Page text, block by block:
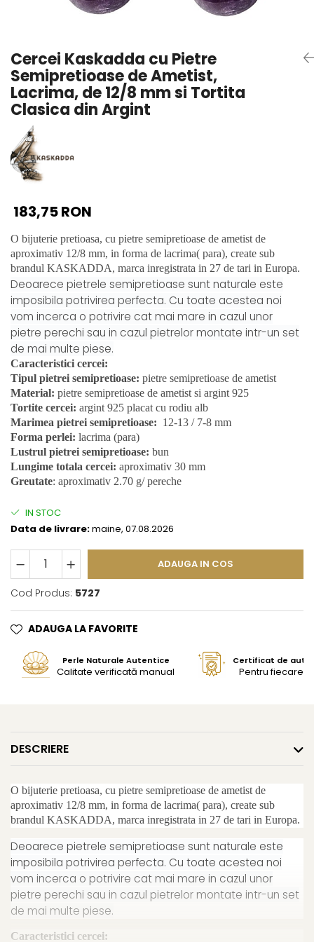
Seturi Perle cu Argint
Pandantive cu Perle
Brose cu Perle
Cercei Kaskadda cu Pietre
Semipretioase de Ametist,
Lacrima, de 12/8 mm si Tortita
Clasica din Argint
183,75 RON
O bijuterie pretioasa, cu pietre semipretioase de ametist de
aproximativ 12/8 mm, in forma de lacrima( para), create sub
brandul KASKADDA, marca inregistrata in 27 de tari in Europa.
Deoarece pietrele semipretioase sunt naturale este
imposibila potrivirea perfecta. Cu toate acestea noi
vom incerca o potrivire cat mai mare in cazul unor
pietre perechi sau in cazul pietrelor montate intr-un set
de mai multe piese.
Caracteristici cercei:
Tipul pietrei semipretioase: pietre semipretioase de ametist
Material: pietre semipretioase de ametist si argint 925
Tortite cercei: argint 925 placat cu rodiu alb
Marimea pietrei semipretioase: 12-13 / 7-8 mm
Forma perlei: lacrima (para)
Lustrul pietrei semipretioase: bun
Lungime totala cercei: aproximativ 30 mm
Greutate: aproximativ 2.70 g/ pereche
IN STOC
Data de livrare:maine, 07.08.2026
ADAUGA IN COS
Cod Produs: 5727
ADAUGA LA FAVORITE
Perle Naturale Autentice
Calitate verificată manual
Certificat de
Pentru fiecare
DESCRIERE
O bijuterie pretioasa, cu pietre semipretioase de ametist de
aproximativ 12/8 mm, in forma de lacrima( para), create sub
brandul KASKADDA, marca inregistrata in 27 de tari in Europa.
Deoarece pietrele semipretioase sunt naturale este
imposibila potrivirea perfecta. Cu toate acestea noi
vom incerca o potrivire cat mai mare in cazul unor
pietre perechi sau in cazul pietrelor montate intr-un set
de mai multe piese.
Caracteristici cercei: